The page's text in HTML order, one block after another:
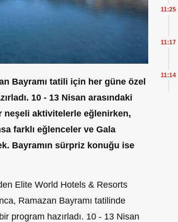
Bayramı tatili için her güne özel
10 - 13 Nisan arasındaki
neşeli aktivitelerle eğlenirken,
farklı eğlenceler ve Gala
Bayramın sürpriz konuğu ise
Elite World Hotels & Resorts
Ramazan Bayramı tatilinde
program hazırladı. 10 - 13 Nisan
11:25
11:17
11:14